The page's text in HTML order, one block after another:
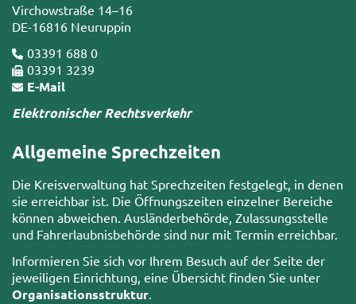
Virchowstraße 14–16
DE-16816 Neuruppin
03391 688 0
03391 3239
E-Mail
Elektronischer Rechtsverkehr
Allgemeine Sprechzeiten
Die Kreisverwaltung hat Sprechzeiten festgelegt, in denen
sie erreichbar ist. Die Öffnungszeiten einzelner Bereiche
können abweichen. Ausländerbehörde, Zulassungsstelle
und Fahrerlaubnisbehörde sind nur mit Termin erreichbar.
Informieren Sie sich vor Ihrem Besuch auf der Seite der
jeweiligen Einrichtung, eine Übersicht finden Sie unter
Organisationsstruktur.